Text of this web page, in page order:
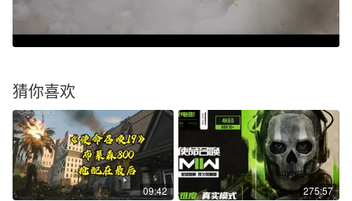
猜你喜欢
09:42 275:57